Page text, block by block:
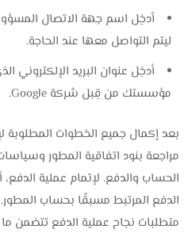
أدخِل اسم جهة الاتصال
ليتم التواصل معها عند الحاجة.
أدخِل عنوان البريد
مؤسستك من قِبل شركة Google.
بعد إكمال جميع الخطوات المطلوبة
مراجعة بنود اتفاقية المطور
الحساب والدفع. لإتمام عملية
الدفع المرتبط مسبقًا بحساب
متطلبات نجاح عملية الدفع تتضمن ما